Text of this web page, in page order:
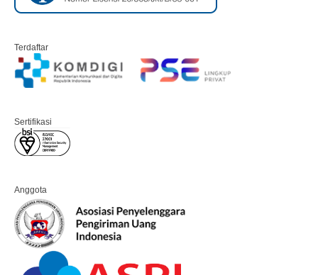
Terdaftar
Sertifikasi
Anggota